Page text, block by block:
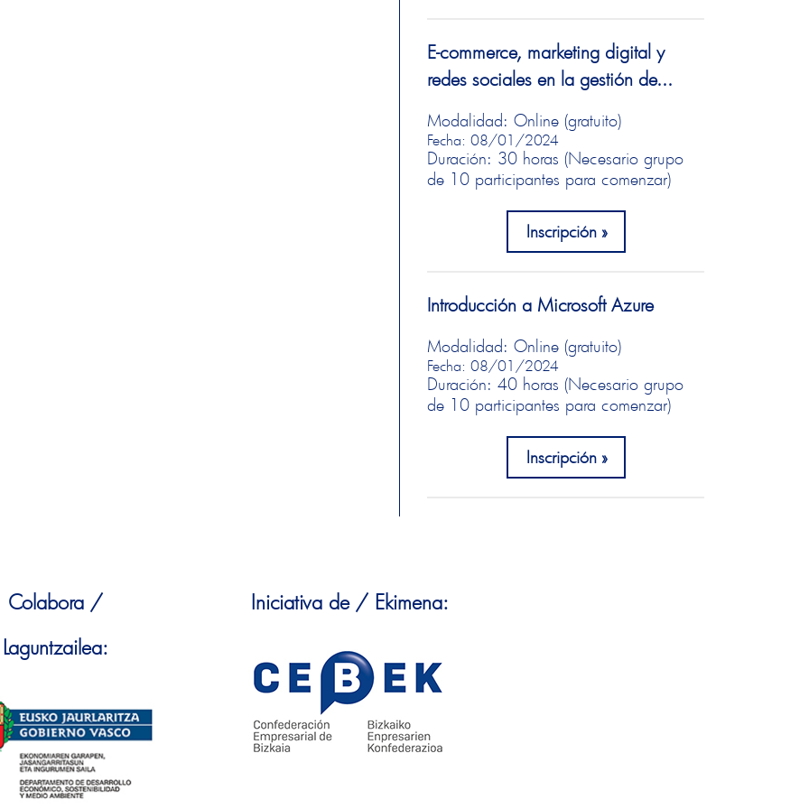
E-commerce, marketing digital y
redes sociales en la gestión de...
Modalidad: Online (gratuito)
Fecha: 08/01/2024
Duración: 30 horas (Necesario grupo
de 10 participantes para comenzar)
Inscripción
Introducción a Microsoft Azure
Modalidad: Online (gratuito)
Fecha: 08/01/2024
Duración: 40 horas (Necesario grupo
de 10 participantes para comenzar)
Inscripción
Colabora /
Laguntzailea:
Iniciativa de / Ekimena: